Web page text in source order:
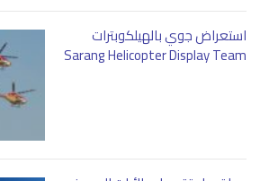
استعراض جوي بالهيلكوبترات
Sarang Helicopter Display Team